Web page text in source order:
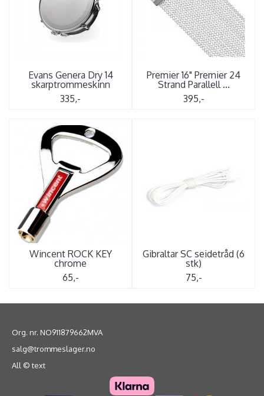
Evans Genera Dry 14
skarptrommeskinn
335,-
Premier 16" Premier 24
Strand Parallell ...
395,-
Wincent ROCK KEY
chrome
65,-
Gibraltar SC seidetråd (6
stk)
75,-
Org. nr. NO911879662MVA
salg@trommeslager.no
All © text